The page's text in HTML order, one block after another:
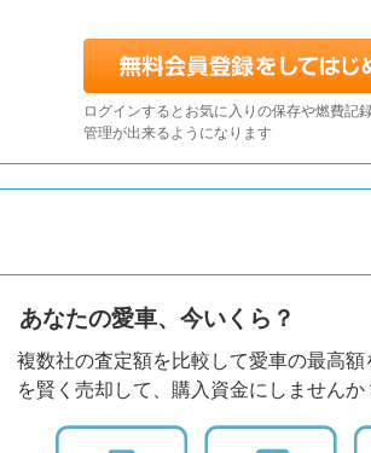
ログインするとお気に入りの保存や燃費記
管理が出来るようになります
あなたの愛車、今いくら？
複数社の査定額を比較して愛車の最高
を賢く売却して、購入資金にしませんか